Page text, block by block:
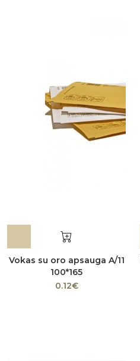
Vokas su oro apsauga A/11
100*165
0.12€